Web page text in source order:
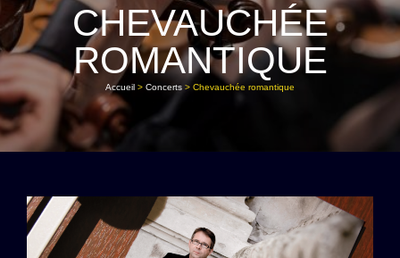
CHEVAUCHÉE
ROMANTIQUE
Accueil > Concerts > Chevauchée romantique